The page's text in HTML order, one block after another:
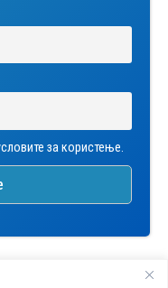
за користење.